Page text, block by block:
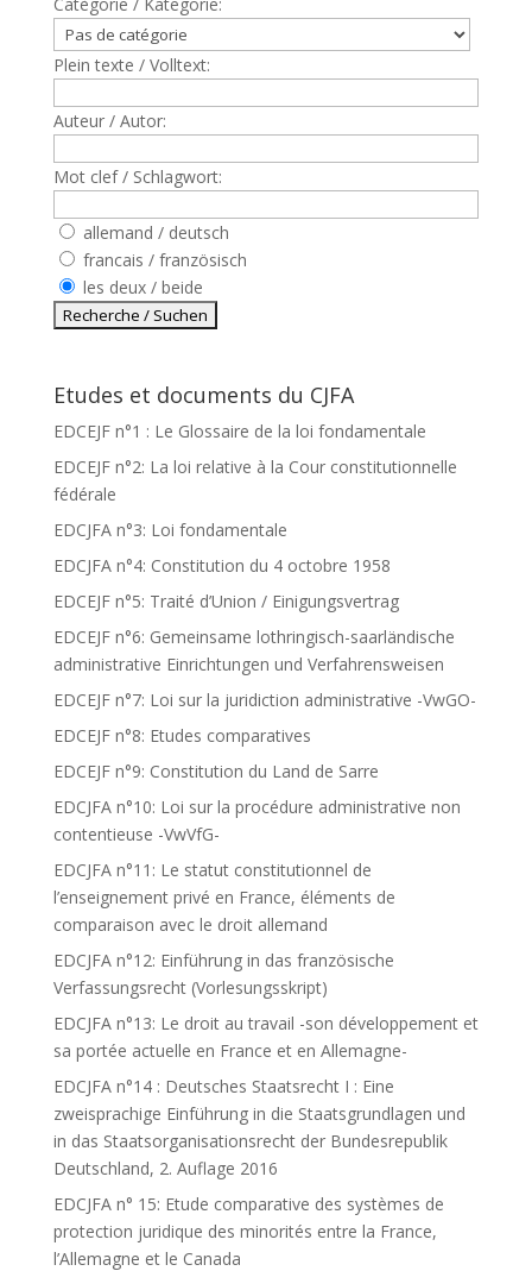
Plein texte / Volltext:
Auteur / Autor:
Mot clef / Schlagwort:
allemand / deutsch
francais / französisch
les deux / beide
Etudes et documents du CJFA
EDCEJF n°1 : Le Glossaire de la loi fondamentale
EDCEJF n°2: La loi relative à la Cour constitutionnelle
fédérale
EDCJFA n°3: Loi fondamentale
EDCJFA n°4: Constitution du 4 octobre 1958
EDCEJF n°5: Traité d’Union / Einigungsvertrag
EDCEJF n°6: Gemeinsame lothringisch-saarländische
administrative Einrichtungen und Verfahrensweisen
EDCEJF n°7: Loi sur la juridiction administrative -VwGO-
EDCEJF n°8: Etudes comparatives
EDCEJF n°9: Constitution du Land de Sarre
EDCJFA n°10: Loi sur la procédure administrative non
contentieuse -VwVfG-
EDCJFA n°11: Le statut constitutionnel de
l’enseignement privé en France, éléments de
comparaison avec le droit allemand
EDCJFA n°12: Einführung in das französische
Verfassungsrecht (Vorlesungsskript)
EDCJFA n°13: Le droit au travail -son développement et
sa portée actuelle en France et en Allemagne-
EDCJFA n°14 : Deutsches Staatsrecht I : Eine
zweisprachige Einführung in die Staatsgrundlagen und
in das Staatsorganisationsrecht der Bundesrepublik
Deutschland, 2. Auflage 2016
EDCJFA n° 15: Etude comparative des systèmes de
protection juridique des minorités entre la France,
l’Allemagne et le Canada